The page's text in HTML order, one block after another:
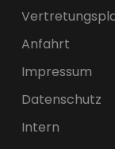
Anfahrt
Impressum
Datenschutz
Intern